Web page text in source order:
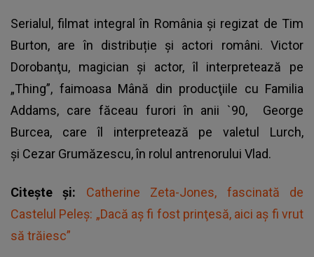
Serialul, filmat integral în România și regizat de Tim
Burton, are în distribuție și actori români. Victor
Dorobanţu, magician şi actor, îl interpretează pe
„Thing”, faimoasa Mână din producţiile cu Familia
Addams, care făceau furori în anii `90, George
Burcea, care îl interpretează pe valetul Lurch,
şi Cezar Grumăzescu, în rolul antrenorului Vlad.
Citește și: Catherine Zeta-Jones, fascinată de
Castelul Peleş: „Dacă aş fi fost prinţesă, aici aș fi vrut
să trăiesc”